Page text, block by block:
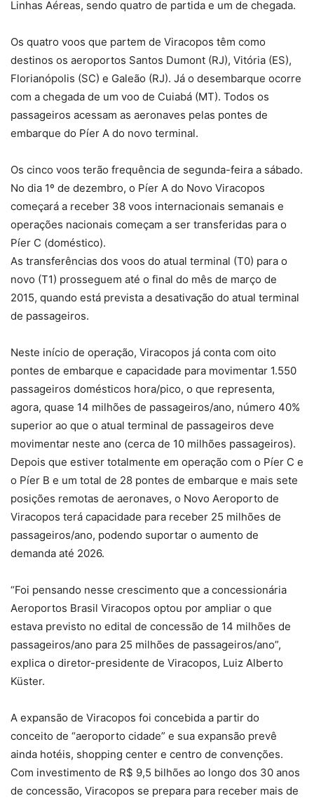
Linhas Aéreas, sendo quatro de partida e um de chegada.
Os quatro voos que partem de Viracopos têm como
destinos os aeroportos Santos Dumont (RJ), Vitória (ES),
Florianópolis (SC) e Galeão (RJ). Já o desembarque ocorre
com a chegada de um voo de Cuiabá (MT). Todos os
passageiros acessam as aeronaves pelas pontes de
embarque do Píer A do novo terminal.
Os cinco voos terão frequência de segunda-feira a sábado.
No dia 1º de dezembro, o Píer A do Novo Viracopos
começará a receber 38 voos internacionais semanais e
operações nacionais começam a ser transferidas para o
Píer C (doméstico).
As transferências dos voos do atual terminal (T0) para o
novo (T1) prosseguem até o final do mês de março de
2015, quando está prevista a desativação do atual terminal
de passageiros.
Neste início de operação, Viracopos já conta com oito
pontes de embarque e capacidade para movimentar 1.550
passageiros domésticos hora/pico, o que representa,
agora, quase 14 milhões de passageiros/ano, número 40%
superior ao que o atual terminal de passageiros deve
movimentar neste ano (cerca de 10 milhões passageiros).
Depois que estiver totalmente em operação com o Píer C e
o Píer B e um total de 28 pontes de embarque e mais sete
posições remotas de aeronaves, o Novo Aeroporto de
Viracopos terá capacidade para receber 25 milhões de
passageiros/ano, podendo suportar o aumento de
demanda até 2026.
“Foi pensando nesse crescimento que a concessionária
Aeroportos Brasil Viracopos optou por ampliar o que
estava previsto no edital de concessão de 14 milhões de
passageiros/ano para 25 milhões de passageiros/ano”,
explica o diretor-presidente de Viracopos, Luiz Alberto
Küster.
A expansão de Viracopos foi concebida a partir do
conceito de “aeroporto cidade” e sua expansão prevê
ainda hotéis, shopping center e centro de convenções.
Com investimento de R$ 9,5 bilhões ao longo dos 30 anos
de concessão, Viracopos se prepara para receber mais de